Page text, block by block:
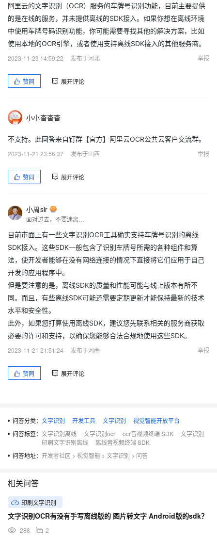
阿里云的文字识别（OCR）服务的车牌号识别功能，目前主要提供
的是在线的服务，并未提供离线的SDK接入。如果你想在离线环境
中使用车牌号码识别功能，你可能需要寻找其他的解决方案，比如
使用本地的OCR引擎，或者使用支持离线SDK接入的其他服务商。
2023-11-29 14:59:22
发布于河北 举报
赞同 展开评论
小小杳杳杳
不支持。此回答来自钉群【官方】阿里云OCR公共云客户交流群。
2023-11-21 23:56:37
发布于山西 举报
赞同 展开评论
小周sir
目前市面上有一些文字识别OCR工具确实支持车牌号识别的离线
SDK接入。这些SDK一般包含了识别车牌号所需的各种组件和算
法，使开发者能够在没有网络连接的情况下直接将它们应用于自己
开发的应用程序中。
但是要注意的是，离线SDK的质量和性能可能与线上版本有所不
同。而且，有些离线SDK可能还需要定期更新才能保持最新的技术
水平和安全性。
此外，如果您打算使用离线SDK，建议您先联系相关的服务商获取
必要的许可和支持，以确保您能够合法合规地使用这些SDK。
2023-11-21 21:51:24
发布于河南 举报
赞同 展开评论
问答分类： 文字识别 开发工具 文字识别
视觉智能开放平台
问答标签： 文字识别离线 文字识别ocr ocr音视频终端 SDK
文字识别
印刷文字识别离线
离线音视频终端 SDK
问答地址： 开发者社区 > 视觉智能 > 文字识别 > 问答
相关问答
印刷文字识别
文字识别OCR有没有手写离线版的 图片转文字 Android版的sdk？
288 2